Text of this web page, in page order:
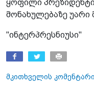
ყოფილი
მონახულებაზე უარი
"ინტერპრესნიუსი"
მკითხველის